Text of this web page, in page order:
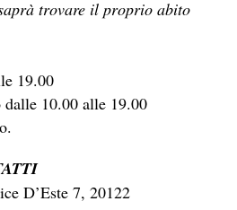
trovare il proprio abito
19.00
10.00 alle 19.00
D’Este 7, 20122